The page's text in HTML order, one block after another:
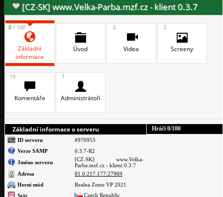
[CZ-SK] www.Velka-Parba.mzf.cz - klient 0.3.7
0/ 100
Základní
informace
Úvod
3
Videa
3
Screeny
19
Komentáře
1
Administrátoři
Základní informace o serveru
ID serveru
#970955
Verze SAMP
0.3.7-R2
Jméno serveru
[CZ-SK] www.Velka-
Parba.mzf.cz - klient 0.3.7
Adresa
81.0.217.177:27969
Herní mód
Realna Zeme VP 2021
Stát
Czech Republic
Hráči 0/100